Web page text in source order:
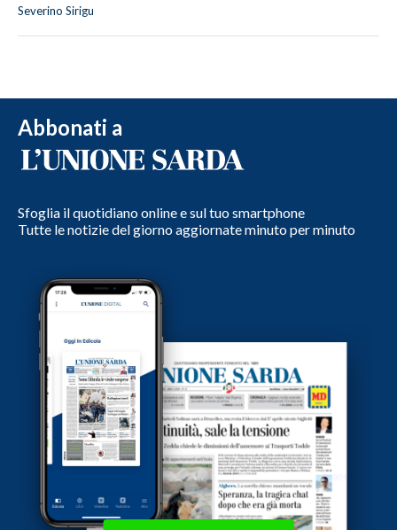
Severino Sirigu
Abbonati a
Sfoglia il quotidiano online e sul tuo smartphone
Tutte le notizie del giorno aggiornate minuto per minuto